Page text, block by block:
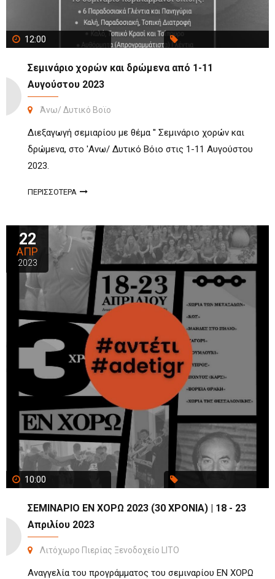
12:00
Σεμινάριο χορών και δρώμενα από 1-11
Αυγούστου 2023
Άνω/ Δυτικό Βοϊο
Διεξαγωγή σεμιαρίου με θέμα '' Σεμινάριο χορών και
δρώμενα, στο 'Ανω/ Δυτικό Βόιο στις 1-11 Αυγούστου
2023.
ΠΕΡΙΣΣΟΤΕΡΑ
22
ΑΠΡ
2023
10:00
ΣΕΜΙΝΑΡΙΟ ΕΝ ΧΟΡΩ 2023 (30 ΧΡΟΝΙΑ) | 18 - 23
Απριλίου 2023
Λιτόχωρο Πιερίας Ξενοδοχείο LITO
Αναγγελία του προγράμματος του σεμιναρίου ΕΝ ΧΟΡΩ